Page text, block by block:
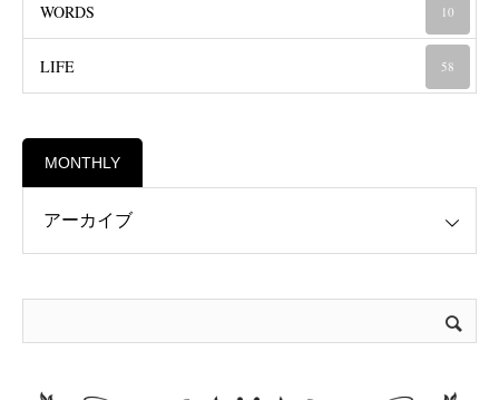
WORDS 10
LIFE 58
MONTHLY